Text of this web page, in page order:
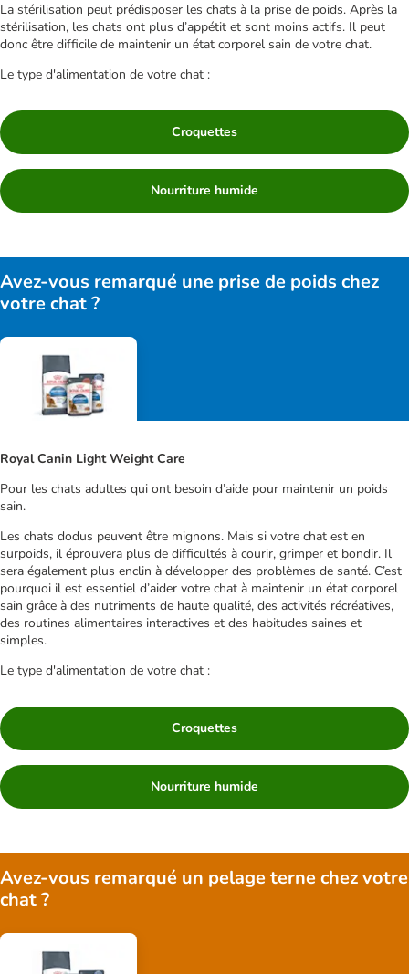
La stérilisation peut prédisposer les chats à la prise de poids. Après la
stérilisation, les chats ont plus d’appétit et sont moins actifs. Il peut
donc être difficile de maintenir un état corporel sain de votre chat.
Le type d'alimentation de votre chat :
Croquettes
Nourriture humide
Avez-vous remarqué une prise de poids chez
votre chat ?
Royal Canin Light Weight Care
Pour les chats adultes qui ont besoin d’aide pour maintenir un poids
sain.
Les chats dodus peuvent être mignons. Mais si votre chat est en
surpoids, il éprouvera plus de difficultés à courir, grimper et bondir. Il
sera également plus enclin à développer des problèmes de santé. C’est
pourquoi il est essentiel d’aider votre chat à maintenir un état corporel
sain grâce à des nutriments de haute qualité, des activités récréatives,
des routines alimentaires interactives et des habitudes saines et
simples.
Le type d'alimentation de votre chat :
Croquettes
Nourriture humide
Avez-vous remarqué un pelage terne chez votre
chat ?